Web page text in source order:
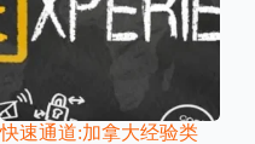
快速通道:加拿大经验类